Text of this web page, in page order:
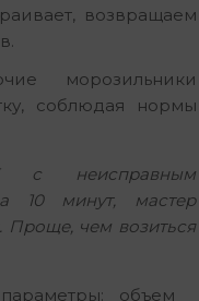
возвращаем
морозильники
соблюдая нормы
с неисправным
10 минут, мастер
Проще, чем возиться
объем